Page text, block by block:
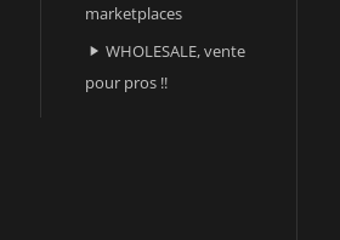
marketplaces
 WHOLESALE, vente
pour pros !!